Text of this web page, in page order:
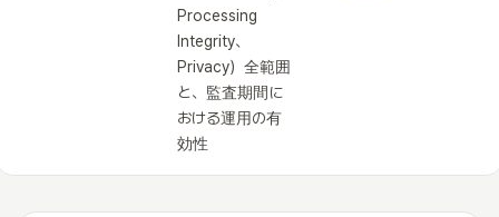
Processing
Integrity、
Privacy）全範囲
と、監査期間に
おける運用の有
効性